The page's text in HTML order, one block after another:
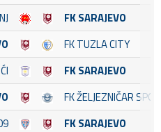
FK SARAJEVO
FK TUZLA CITY
FK SARAJEVO
FK ŽELJEZNIČAR
FK SARAJEVO